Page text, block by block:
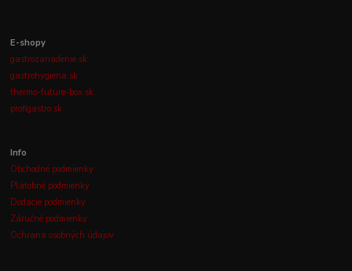
E-shopy
gastrozariadenie.sk
gastrohygiena.sk
thermo-future-box.sk
profigastro.sk
Info
Obchodné podmienky
Platobné podmienky
Dodacie podmienky
Záručné podmienky
Ochrana osobných údajov